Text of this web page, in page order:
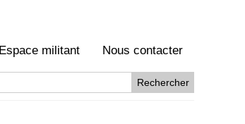
Espace militant Nous contacter